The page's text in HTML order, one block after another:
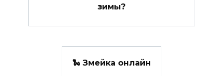
зимы?
🐍 Змейка онлайн